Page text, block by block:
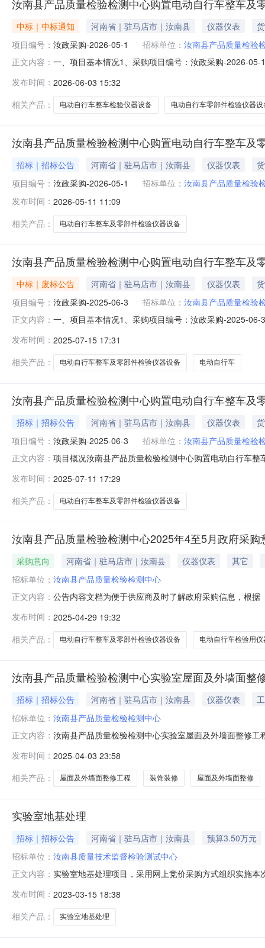
汝南县产品质量检验检测中心购置电动自行车整车及
中标｜中标通知 河南省｜驻马店市｜汝南县 仪器仪表
项目编号： 汝政采购-2026-05-1 招标单位： 汝南县产品质量检验
正文内容： 一、项目基本情况1、采购项目编号：汝政采购-2026-
名称地址中标金额单位备注信息汝公开【2026】37号A
镇造甲城村（
发布时间： 2026-06-03 15:32
相关产品：
电动自行车整车检验仪器设备 电动自行车零部件检验仪器设
汝南县产品质量检验检测中心购置电动自行车整车及
招标｜招标公告 河南省｜驻马店市｜汝南县 仪器仪表
项目编号： 汝政采购-2026-05-1 招标单位： 汝南县产品质量检验
发布时间： 2026-05-11 11:09
相关产品：
电动自行车整车及零部件检验仪器设备
汝南县产品质量检验检测中心购置电动自行车整车及
中标｜废标公告 河南省｜驻马店市｜汝南县 仪器仪表
项目编号： 汝政采购-2025-06-3 招标单位： 汝南县产品质量检验
正文内容： 一、项目基本情况1、采购项目编号：汝政采购-2025-
及零部件检验仪器设备项目A包5、开标日期：标段日期
项
发布时间： 2025-07-15 17:31
相关产品：
电动自行车整车及零部件检验仪器设备 电动自行车
汝南县产品质量检验检测中心购置电动自行车整车及
招标｜招标公告 河南省｜驻马店市｜汝南县 仪器仪表
项目编号： 汝政采购-2025-06-3 招标单位： 汝南县产品质量检验
正文内容： 项目概况汝南县产品质量检验检测中心购置电动自行车
善企业投标所需资料信息，由企业自行核验通过，最后
发布时间： 2025-07-11 17:29
相关产品：
电动自行车整车及零部件检验仪器设备
汝南县产品质量检验检测中心2025年4至5月政府采购
采购意向 河南省｜驻马店市｜汝南县 仪器仪表
其它
招标单位： 汝南县产品质量检验检测中心
正文内容： 公告内容文档为便于供应商及时了解政府采购信息，根
检测中心购置电动自行车整车及零部件检验仪器设备项
大，需购置一批电动自行
发布时间： 2025-04-29 19:32
相关产品：
电动自行车整车及零部件检验仪器设备 电动自行车检验用仪
汝南县产品质量检验检测中心实验室屋面及外墙面整
招标｜招标公告 河南省｜驻马店市｜汝南县 仪器仪表
招标单位： 汝南县产品质量检验检测中心
正文内容： 汝南县产品质量检验检测中心实验室屋面及外墙面整修
（二）网上竞价是指利用电子信息技术，对采购的商品
等，由已在驻马店市政府采购电子商城注册并通过审核
发布时间： 2025-04-03 23:58
相关产品：
屋面及外墙面整修工程 装饰装修 屋面及外墙面整修
实验室地基处理
招标｜招标公告 河南省｜驻马店市｜汝南县
预算3.50万元
招标单位： 汝南县质量技术监督检验测试中心
正文内容： 实验室地基处理项目，采用网上竞价采购方式组织实施
（二）采购项目信息发起竞价时间（北京时间）：
发布时间： 2023-03-15 18:38
相关产品：
实验室地基处理